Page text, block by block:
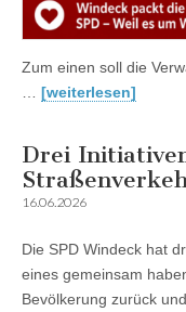
Zum einen soll die
… [weiterlesen]
Drei
16.06.2026
Die SPD Windeck hat
eines gemeinsam
Bevölkerung zurück